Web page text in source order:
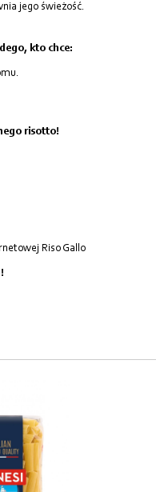
jego świeżość.
kto chce:
risotto!
Riso Gallo